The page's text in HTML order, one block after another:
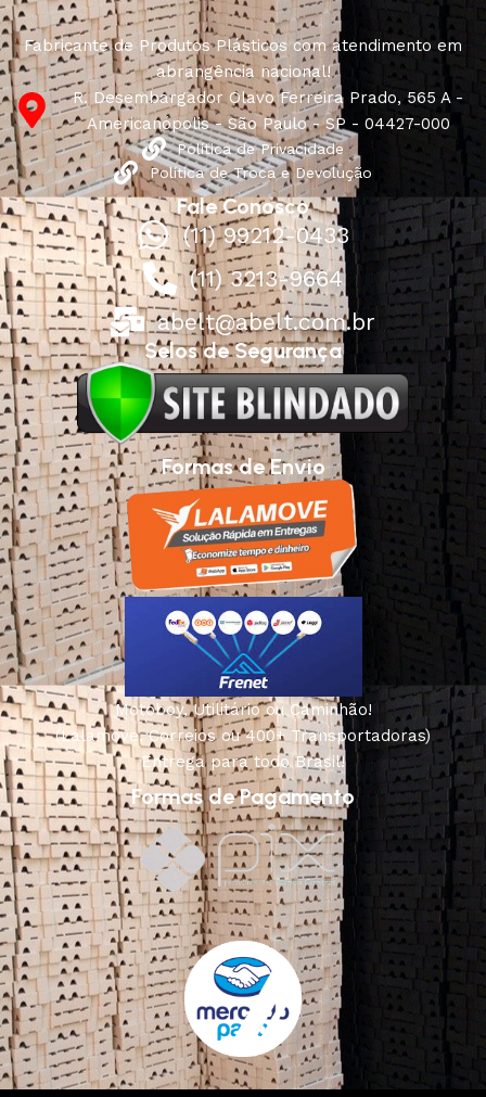
Fabricante de Produtos Plásticos com atendimento em
abrangência nacional!
R. Desembargador Olavo Ferreira Prado, 565 A -
Americanópolis - São Paulo - SP - 04427-000
Política de Privacidade
Política de Troca e Devolução
Fale Conosco
(11) 99212-0433
(11) 3213-9664
abelt@abelt.com.br
Selos de Segurança
Formas de Envio
Motoboy, Utilitário ou Caminhão!
(Lalamove, Correios ou 400+ Transportadoras)
Entrega para todo Brasil!
Formas de Pagamento